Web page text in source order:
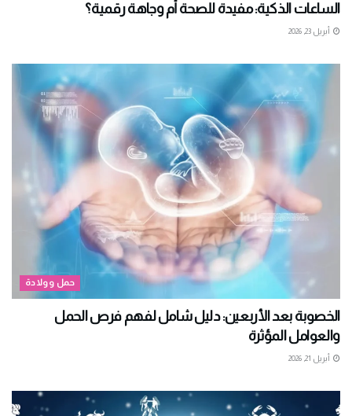
الساعات الذكية: مفيدة للصحة أم وجاهة رقمية؟
أبريل 23, 2026
حمل وولادة
الخصوبة بعد الأربعين: دليل شامل لفهم فرص الحمل
والعوامل المؤثرة
أبريل 21, 2026